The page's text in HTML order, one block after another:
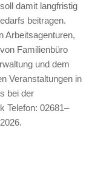
damit langfristig
beitragen.
Arbeitsagenturen,
Familienbüro
und dem
Veranstaltungen in
bei der
Telefon: 02681–